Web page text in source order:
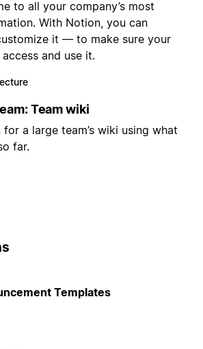
to all your company’s most
With Notion, you can
it — to make sure your
and use it.
Team wiki
a large team’s wiki using what
far.
Templates